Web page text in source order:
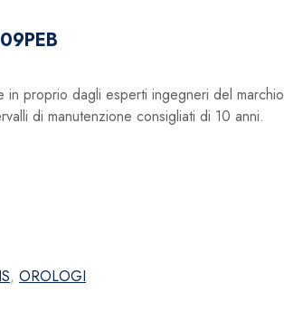
in proprio dagli esperti ingegneri del marchio
di manutenzione consigliati di 10 anni.
, OROLOGI